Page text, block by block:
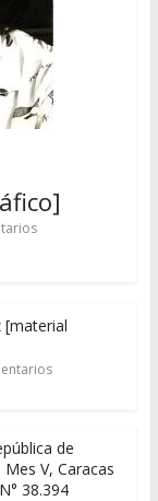
[material
de
Mes V, Caracas
38.394